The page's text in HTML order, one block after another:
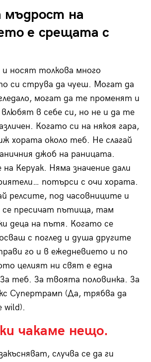
на
е срещата с
и носят толкова много
си струва да чуеш. Могат да
могат да те променят и
в себе си, но не и да те
Когато си на някоя гара,
хората около теб. Не слагай
джоб на раницата.
Керуак. Няма значение дали
потърси с очи хората.
релсите, под часовниците и
пресичат пътища, там
деца на пътя. Когато се
с поглед и душа другите
го и в ежедневието и по
целият ни свят е една
теб. За твоята половинка. За
Супертрамп (Да, трябва да
wild).
чакаме нещо.
случва се да ги